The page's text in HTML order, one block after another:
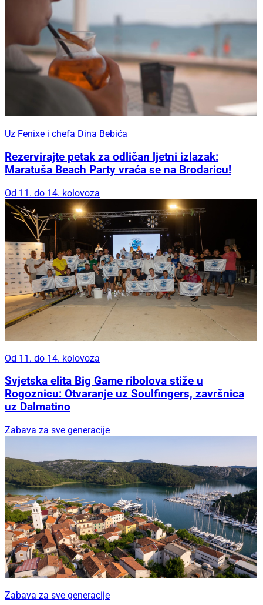
Uz Fenixe i chefa Dina Bebića
Rezervirajte petak za odličan ljetni izlazak:
Maratuša Beach Party vraća se na Brodaricu!
Od 11. do 14. kolovoza
Od 11. do 14. kolovoza
Svjetska elita Big Game ribolova stiže u
Rogoznicu: Otvaranje uz Soulfingers, završnica
uz Dalmatino
Zabava za sve generacije
Zabava za sve generacije